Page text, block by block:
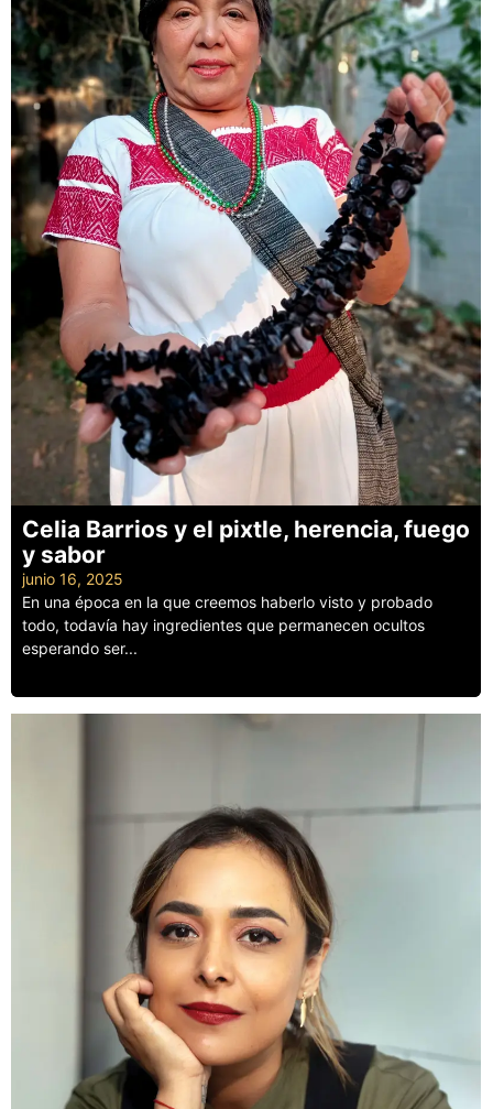
Celia Barrios y el pixtle, herencia, fuego
y sabor
junio 16, 2025
En una época en la que creemos haberlo visto y probado
todo, todavía hay ingredientes que permanecen ocultos
esperando ser...